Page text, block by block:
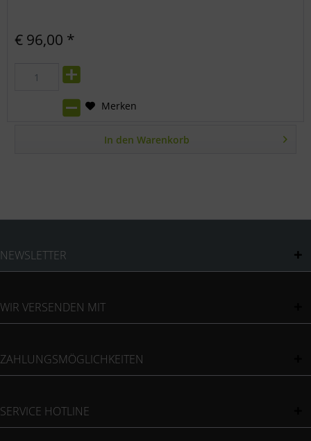
€ 96,00 *
In den Warenkorb
Merken
NEWSLETTER
WIR VERSENDEN MIT
ZAHLUNGSMÖGLICHKEITEN
SERVICE HOTLINE